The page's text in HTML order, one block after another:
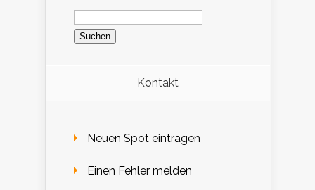
Suchen
nach:
Kontakt
Neuen Spot eintragen
Einen Fehler melden